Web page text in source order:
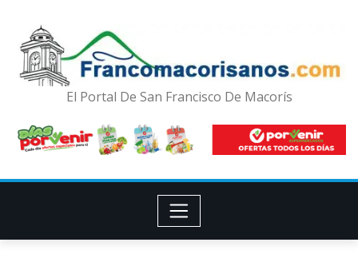
El Portal De San Francisco De Macorís